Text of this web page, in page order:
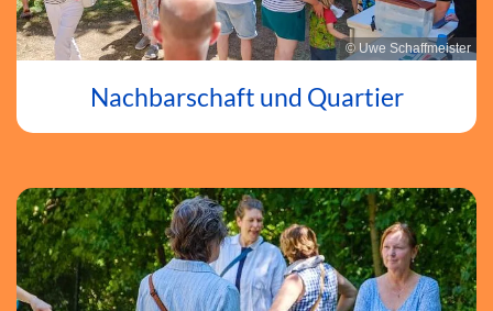
© Uwe Schaffmeister
Nachbarschaft und Quartier